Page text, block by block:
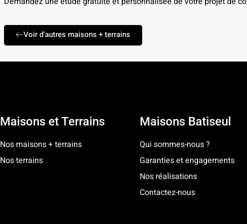
Voir d'autres maisons + terrains
Maisons et Terrains
Nos maisons + terrains
Nos terrains
Maisons Batiseul
Qui sommes-nous ?
Garanties et engagements
Nos réalisations
Contactez-nous